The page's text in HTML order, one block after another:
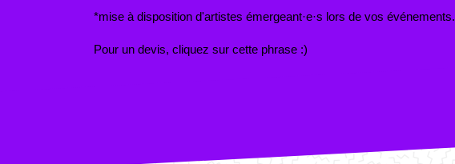
*mise à disposition d'artistes émergeant·e·s lors de vos événements.
Pour un devis, cliquez sur cette phrase :)